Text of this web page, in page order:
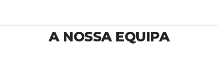
A NOSSA EQUIPA